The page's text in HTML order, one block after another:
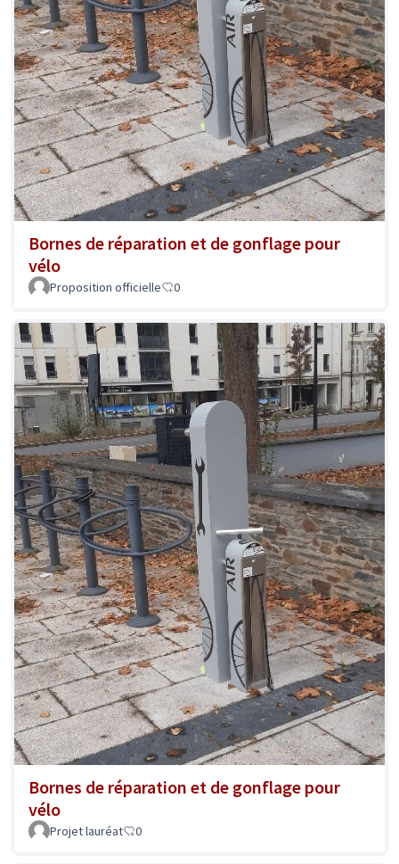
Bornes de réparation et de gonflage pour
vélo
Proposition officielle 0
Bornes de réparation et de gonflage pour
vélo
Projet lauréat 0